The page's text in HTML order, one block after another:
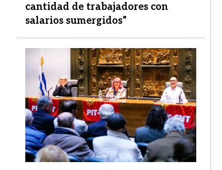
cantidad de trabajadores con
salarios sumergidos”
Imagen